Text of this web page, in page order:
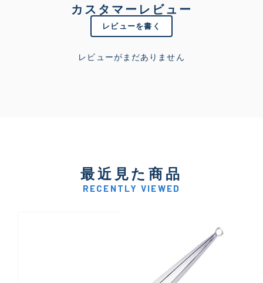
カスタマーレビュー
レビューを書く
レビューがまだありません
最近見た商品
RECENTLY VIEWED